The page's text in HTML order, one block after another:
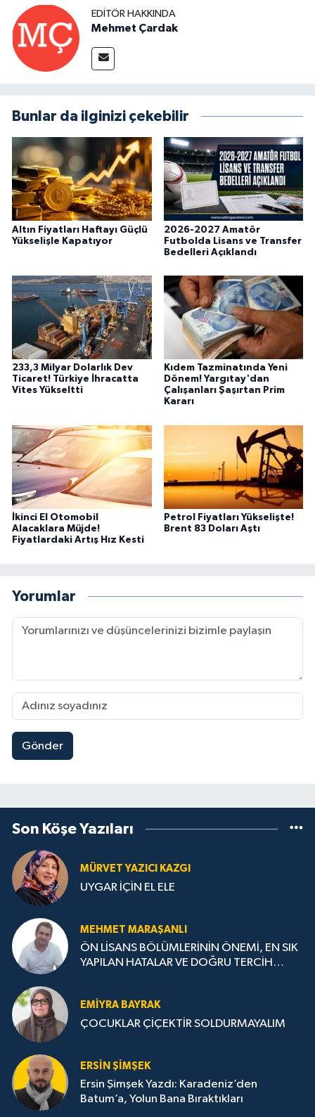
EDITÖR HAKKINDA
Mehmet Çardak
Bunlar da ilginizi çekebilir
Altın Fiyatları Haftayı Güçlü
Yükselişle Kapatıyor
2026-2027 Amatör
Futbolda Lisans ve Transfer
Bedelleri Açıklandı
233,3 Milyar Dolarlık Dev
Ticaret! Türkiye İhracatta
Vites Yükseltti
Kıdem Tazminatında Yeni
Dönem! Yargıtay'dan
Çalışanları Şaşırtan Prim
Kararı
İkinci El Otomobil
Alacaklara Müjde!
Fiyatlardaki Artış Hız Kesti
Petrol Fiyatları Yükselişte!
Brent 83 Doları Aştı
Yorumlar
Gönder
Son Köşe Yazıları
MÜRVET YAZICI KAZGI
UYGAR İÇİN EL ELE
MEHMET MARAŞANLI
ÖN LİSANS BÖLÜMLERİNİN ÖNEMİ, EN SIK
YAPILAN HATALAR VE DOĞRU TERCİH
EMIYRA BAYRAK
ÇOCUKLAR ÇİÇEKTİR SOLDURMAYALIM
ERSIN ŞIMŞEK
Ersin Şimşek Yazdı: Karadeniz’den
Batum’a, Yolun Bana Bıraktıkları